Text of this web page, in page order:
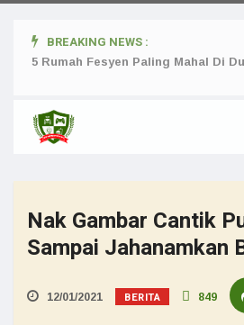
BREAKING NEWS :
5 Rumah Fesyen Paling Mahal Di
Nak Gambar Cantik
Sampai Jahanamkan
12/01/2021 BERITA 849